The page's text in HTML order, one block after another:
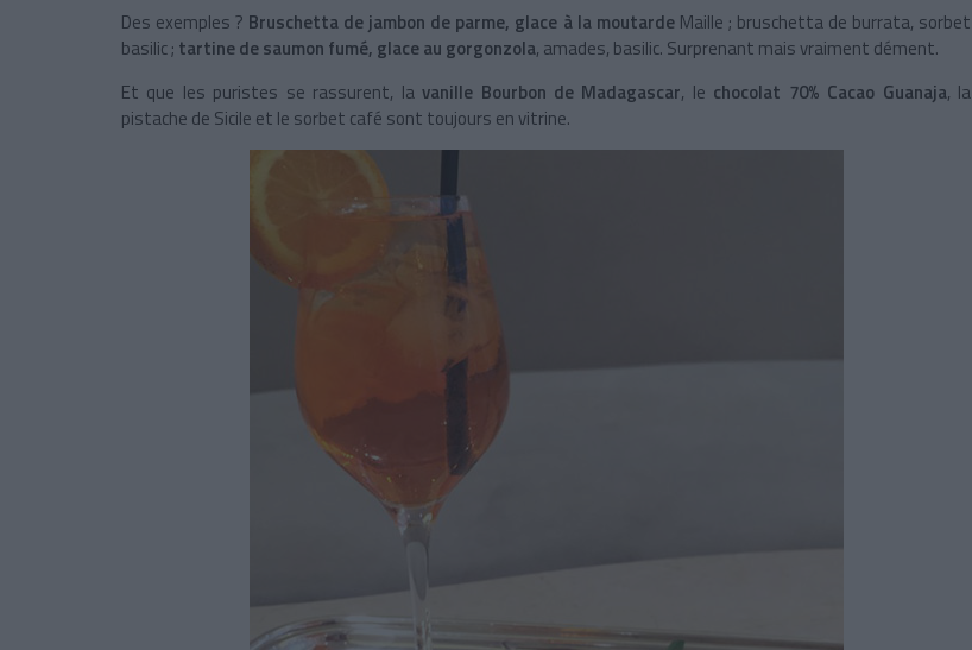
Des exemples ? Bruschetta de jambon de parme, glace à la moutardeMaille ; bruschetta de burrata, sorbet
basilic ; tartine de saumon fumé, glace au gorgonzola, amades, basilic. Surprenant mais vraiment dément.
Et que les puristes se rassurent, lavanille Bourbon de Madagascar, le chocolat 70% Cacao Guanaja, la
pistache de Sicile et le sorbet café sont toujours en vitrine.